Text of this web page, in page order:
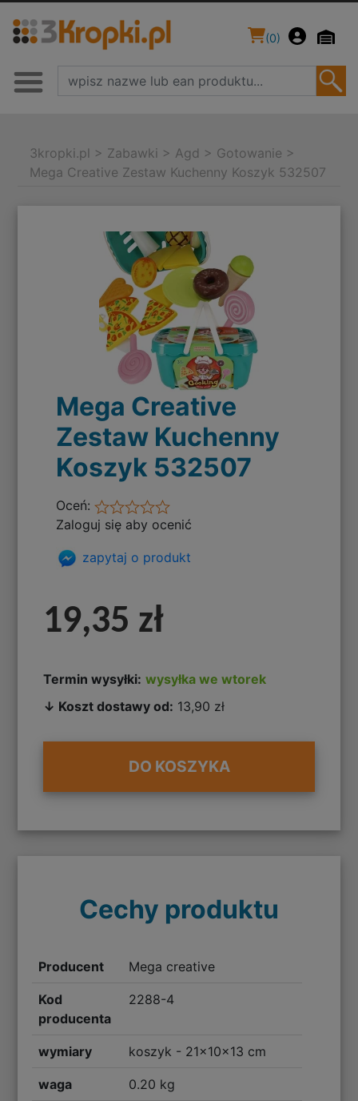
(0)
3kropki.pl > Zabawki > Agd > Gotowanie >
Mega Creative Zestaw Kuchenny Koszyk 532507
Mega Creative
Zestaw Kuchenny
Koszyk 532507
Oceń:
Zaloguj się aby ocenić
zapytaj o produkt
19,35 zł
Termin wysyłki: wysyłka we wtorek
↓ Koszt dostawy od: 13,90 zł
DO KOSZYKA
Cechy produktu
Producent Mega creative
Kod
producenta
2288-4
wymiary koszyk - 21x10x13 cm
waga 0.20 kg